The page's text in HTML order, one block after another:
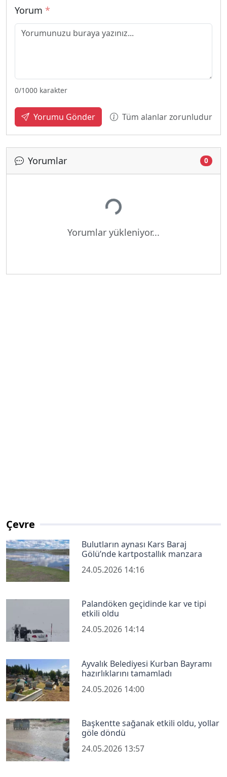
Yorum *
0/1000 karakter
Yorumu Gönder Tüm alanlar zorunludur
Yorumlar 0
Yükleniyor...
Yorumlar yükleniyor...
Çevre
Bulutların aynası Kars Baraj
Gölü’nde kartpostallık manzara
24.05.2026 14:16
Palandöken geçidinde kar ve tipi
etkili oldu
24.05.2026 14:14
Ayvalık Belediyesi Kurban Bayramı
hazırlıklarını tamamladı
24.05.2026 14:00
Başkentte sağanak etkili oldu, yollar
göle döndü
24.05.2026 13:57